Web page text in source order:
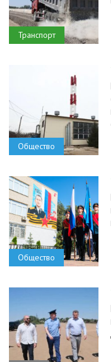
Транспорт
Общество
Общество